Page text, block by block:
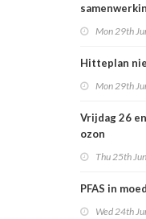
Mon 29th
Hitteplan
Mon 29th
Vrijdag 26
ozon
Thu 25th Jun
PFAS in
Wed 24th